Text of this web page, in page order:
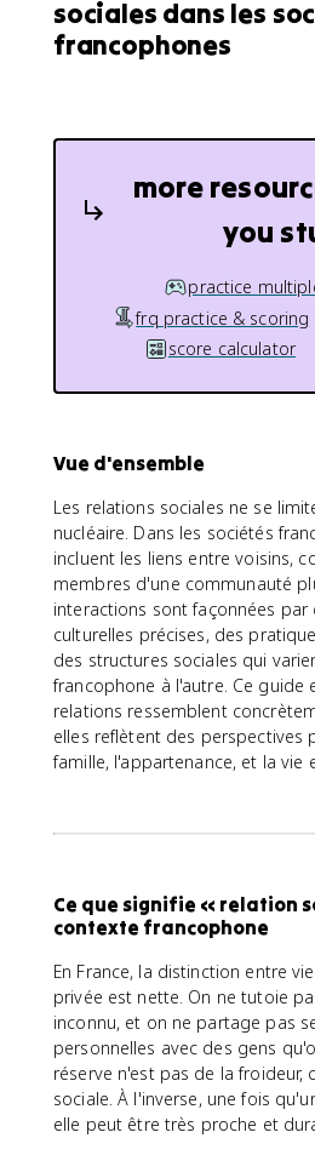
sociales dans les
francophones
more
you
practice
frq practice & scoring
score calculator
Vue d'ensemble
Les relations sociales ne se
nucléaire. Dans les sociétés
incluent les liens entre voisins,
membres d'une communauté
interactions sont façonnées par
culturelles précises, des
des structures sociales qui
francophone à l'autre. Ce guide
relations ressemblent
elles reflètent des perspectives
famille, l'appartenance, et la vie
Ce que signifie « relation
contexte francophone
En France, la distinction entre
privée est nette. On ne tutoie
inconnu, et on ne partage pas
personnelles avec des gens
réserve n'est pas de la froideur,
sociale. À l'inverse, une fois
elle peut être très proche et